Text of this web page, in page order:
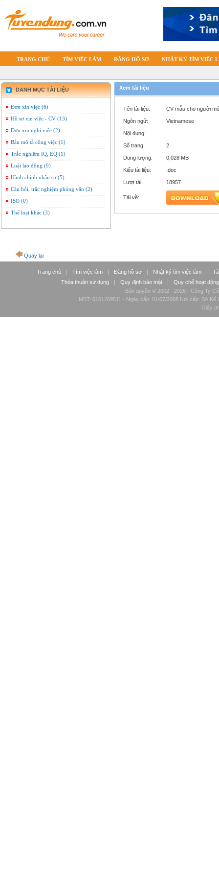
TRANG CHỦ TÌM VIỆC LÀM ĐĂNG HỒ SƠ NHẬT KÝ TÌM VIỆC
DANH MỤC TÀI LIỆU
Đơn xin việc (6)
Hồ sơ xin việc - CV (13)
Đơn xin nghỉ việc (2)
Bản mô tả công việc (1)
Trắc nghiệm IQ, EQ (1)
Luật lao động (9)
Hành chính nhân sự (5)
Câu hỏi, trắc nghiệm phỏng vấn (2)
ISO (0)
Thể loại khác (3)
Xem tài liệu
Tên tài liệu: CV mẫu cho người
Ngôn ngữ: Vietnamese
Nội dung:
Số trang: 2
Dung lượng: 0,028 MB
Kiểu tài liệu: .doc
Lượt tải: 18957
Tải về:
Quay lại
Trang chủ | Tìm việc làm | Đăng hồ sơ | Nhật ký tìm việc làm |
Thỏa thuận sử dụng
| Quy định bảo mật |
Quy chế hoạt động
Bản quyền © 2002 - 2026 - Công Ty
MST: 0101269511 - Ngày cấp: 01/07/2008 Nơi cấp: Sở
Giấy